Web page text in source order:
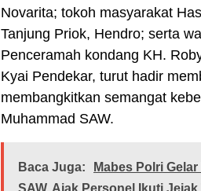
Novarita; tokoh masyarakat
Tanjung Priok, Hendro; serta
Penceramah kondang KH.
Kyai Pendekar, turut hadir
membangkitkan semangat
Muhammad SAW.
Baca Juga:
Mabes Polri
SAW, Ajak Personel Ikuti Jejak